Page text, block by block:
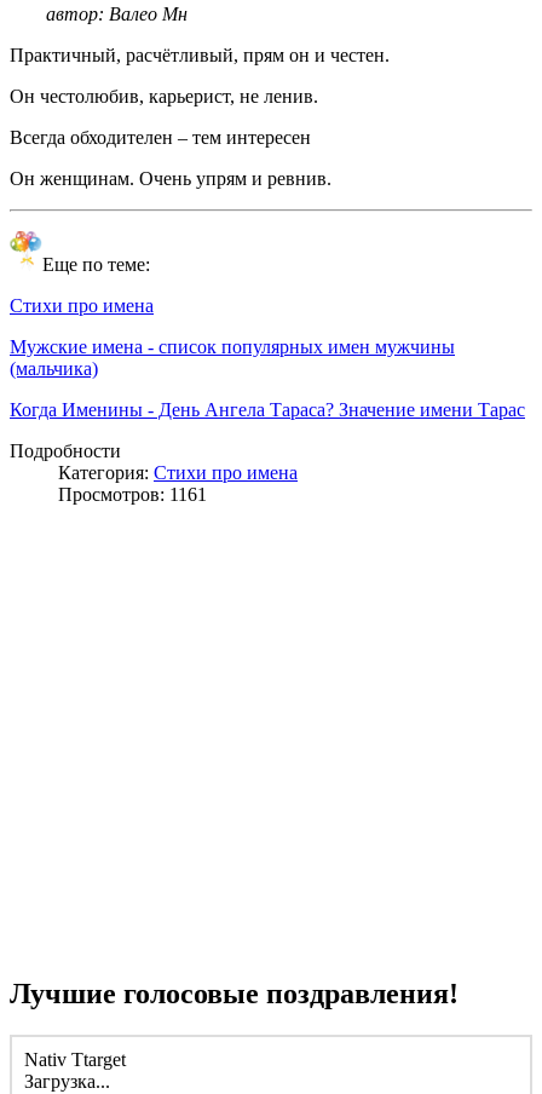
автор: Валео Мн
Практичный, расчётливый, прям он и честен.
Он честолюбив, карьерист, не ленив.
Всегда обходителен – тем интересен
Он женщинам. Очень упрям и ревнив.
Еще по теме:
Стихи про имена
Мужские имена - список популярных имен мужчины
(мальчика)
Когда Именины - День Ангела Тараса? Значение имени Тарас
Подробности
Категория: Стихи про имена
Просмотров: 1161
Лучшие голосовые поздравления!
Nativ Ttarget
Загрузка...